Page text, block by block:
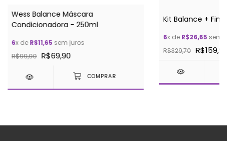
Wess Balance Máscara
Condicionadora - 250ml
6x deR$11,65 sem juros
R$99,90 R$69,90
Kit Balance +
6x de R$26,65 sem
R$329,70